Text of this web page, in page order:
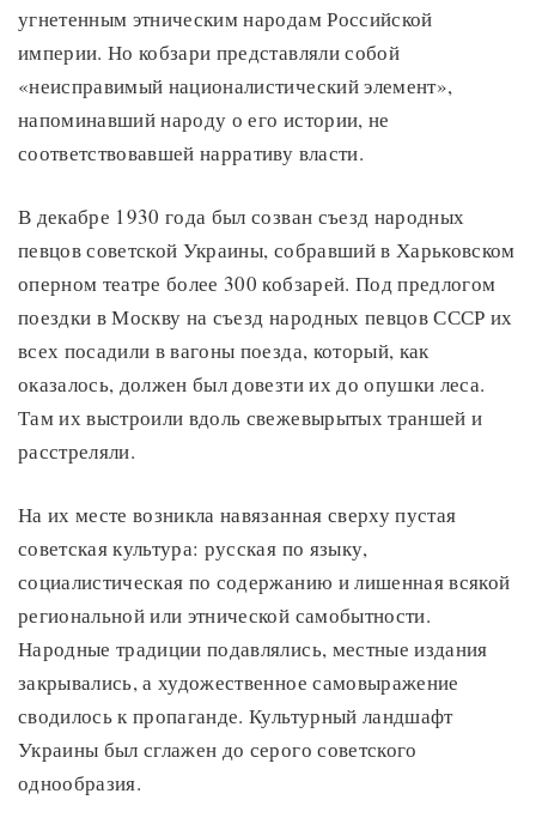
угнетенным этническим народам Российской
империи. Но кобзари представляли собой
«неисправимый националистический элемент»,
напоминавший народу о его истории, не
соответствовавшей нарративу власти.
В декабре 1930 года был созван съезд народных
певцов советской Украины, собравший в Харьковском
оперном театре более 300 кобзарей. Под предлогом
поездки в Москву на съезд народных певцов СССР их
всех посадили в вагоны поезда, который, как
оказалось, должен был довезти их до опушки леса.
Там их выстроили вдоль свежевырытых траншей и
расстреляли.
На их месте возникла навязанная сверху пустая
советская культура: русская по языку,
социалистическая по содержанию и лишенная всякой
региональной или этнической самобытности.
Народные традиции подавлялись, местные издания
закрывались, а художественное самовыражение
сводилось к пропаганде. Культурный ландшафт
Украины был сглажен до серого советского
однообразия.